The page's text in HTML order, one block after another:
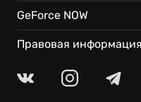
GeForce NOW
Правовая информация